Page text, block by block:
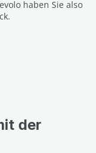
haben Sie also
der